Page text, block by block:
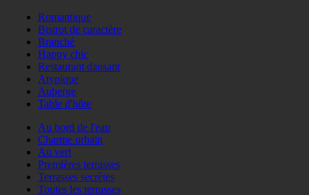
Romantique
Bistrot de caractère
Branché
Happy chic
Restaurant dansant
Atypique
Auberge
Table d'hôte
Au bord de l'eau
Charme urbain
Au vert
Premières terrasses
Terrasses secrètes
Toutes les terrasses